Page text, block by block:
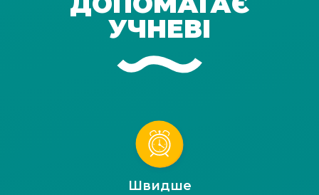
УЧНЕВІ
Швидше